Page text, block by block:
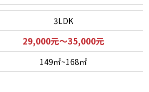
3LDK
29,000元～35,000元
149㎡~168㎡